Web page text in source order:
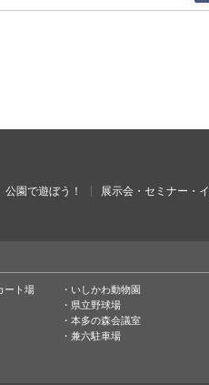
公園で遊ぼう！
展示会・セミナー・
ート場 いしかわ動物園
県立野球場
本多の森会議室
兼六駐車場